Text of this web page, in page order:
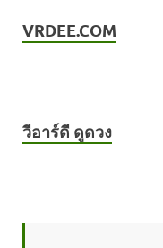
VRDEE.COM
วีอาร์ดี ดูดวง